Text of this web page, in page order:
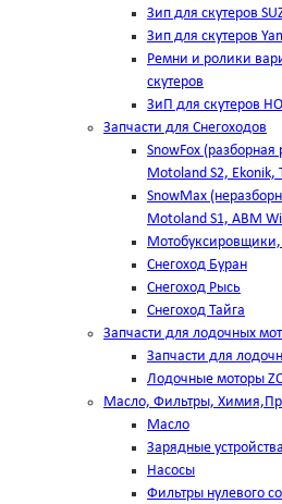
Зип для скутеров
Зип для скутеров
Ремни и ролики
скутеров
ЗиП для скутеров
Запчасти для Снегоходов
SnowFox
Motoland S2, Ekonik,
SnowMax
Motoland S1, ABM
Мотобуксировщики,
Снегоход Буран
Снегоход Рысь
Снегоход Тайга
Запчасти для лодочных
Запчасти для
Лодочные моторы
Масло, Фильтры,
Масло
Зарядные устройства
Насосы
Фильтры нулевого